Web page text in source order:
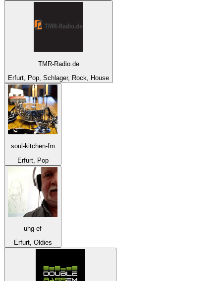
TMR-Radio.de
Erfurt, Pop, Schlager, Rock, House
soul-kitchen-fm
Erfurt, Pop
uhg-ef
Erfurt, Oldies